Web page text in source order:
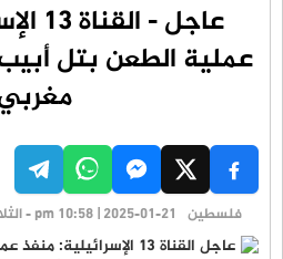
عاجل
عملية الطعن بتل
فلسطين pm 10:58 | 2025-01-21 - الثلاثاء